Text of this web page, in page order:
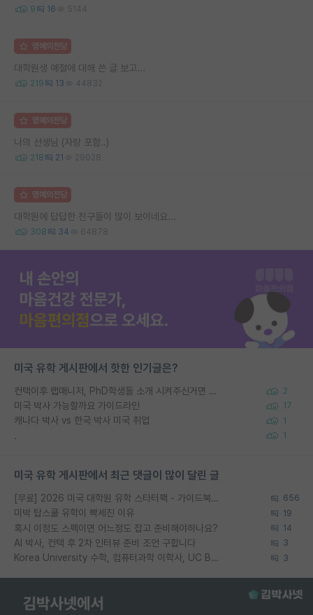
9 16 5144
명예의전당
대학원생 예절에 대해 쓴 글 보고...
219 13 44832
명예의전당
나의 선생님 (자랑 포함..)
218 21 29028
명예의전당
대학원에 답답한 친구들이 많이 보이네요...
308 34 64878
미국 유학 게시판에서 핫한 인기글은?
컨택이후 랩매니저, PhD학생들 소개 시켜주신거면 거의 컨펌에 가깝나요? 2
미국 박사 가능할까요 가이드라인 17
캐나다 박사 vs 한국 박사 미국 취업 1
. 1
미국 유학 게시판에서 최근 댓글이 많이 달린 글
[무료] 2026 미국 대학원 유학 스타터팩 - 가이드북 & 합격자 컨택메일 템플릿 656
미박 탑스쿨 유학이 빡세진 이유 19
혹시 이정도 스펙이면 어느정도 잡고 준비해야하나요? 14
AI 박사, 컨택 후 2차 인터뷰 준비 조언 구합니다 3
Korea University 수학, 컴퓨터과학 이학사, UC Berkeley 산업공학 대학원 공학박사가 되는 것은 쉽지 않겠죠? 3